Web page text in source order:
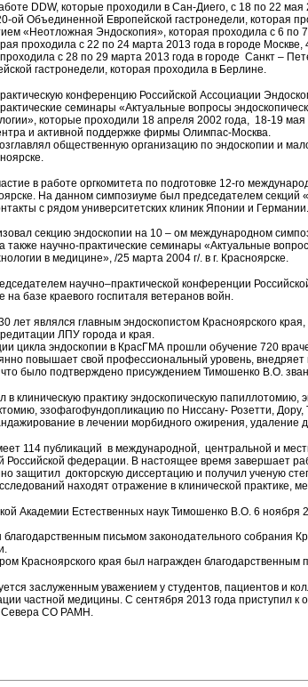
DDW, которые проходили в Сан-Диего, с 18 по 22
ой Объединенной Европейской гастронедели, которая
«Неотложная Эндоскопия», которая проходила с 6 по
проходила с 22 по 24 марта 2013 года в городе
с 28 по 29 марта 2013 года в городе Санкт –
гастронедели, которая проходила в Берлине.
конференцию Российской Ассоциации
семинары «Актуальные вопросы
которые проходили 18 апреля 2002 года, 18-19
и активной поддержке фирмы Олимпас-Москва.
общественную организацию по эндоскопии и
в работе оргкомитета по подготовке 12-го
На данном симпозиуме был председателем
с рядом университетских клиник Японии и
секцию эндоскопии на 10 – ом международном
а также научно-практические семинары «Актуальные
в медицине», /25 марта 2004 г/. в г. Красноярске.
научно–практической конференции
на базе краевого госпиталя ветеранов войн.
лет являлся главным эндоскопистом Красноярского
ЛПУ города и края.
цикла эндоскопии в КрасГМА прошли обучение 720
повышает свой профессиональный уровень, внедряет
было подтверждено присуждением Тимошенко В.О.
в клиническую практику эндоскопическую
эзофагофундопликацию по Ниссану- Розетти,
в лечении морбидного ожирения, удаление
114 публикаций в международной, центральной и
Российской федерации. В настоящее время завершает
защитил докторскую диссертацию и получил ученую
находят отражение в клинической практике,
Академии Естественных наук Тимошенко В.О. 6
благодарственным письмом законодательного собрания
Красноярского края был награжден
заслуженным уважением у студентов, пациентов и
частной медицины. С сентября 2013 года приступил
Севера СО РАМН.